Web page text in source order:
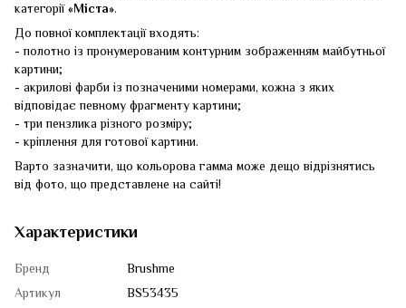
категорії«Міста».
До повної комплектації входять:
- полотно із пронумерованим контурним зображенням майбутньої
картини;
- акрилові фарби із позначеними номерами, кожна з яких
відповідає певному фрагменту картини;
- три пензлика різного розміру;
- кріплення для готової картини.
Варто зазначити, що кольорова гамма може дещо відрізнятись
від фото, що представлене на сайті!
Характеристики
Бренд
Brushme
Артикул
BS53435